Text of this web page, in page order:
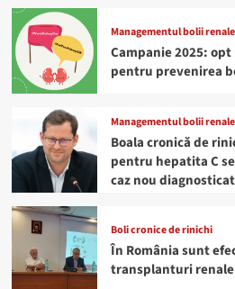
Managementul bolii renale
Campanie 2025:
pentru prevenirea
Managementul bolii renale
Boala cronică de
pentru hepatita C
caz nou diagnosticat
Boli cronice de rinichi
În România sunt
transplanturi renale